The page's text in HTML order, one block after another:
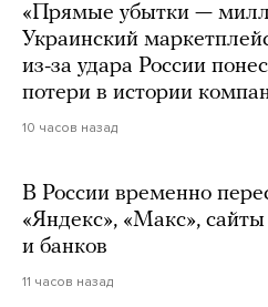
«Прямые убытки —
Украинский
из-за удара России
потери в истории
10 часов назад
В России временно
«Яндекс», «Макс»,
и банков
11 часов назад